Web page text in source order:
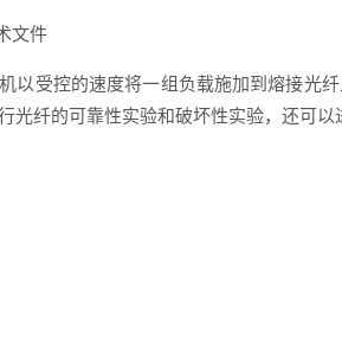
文件
以受控的速度将一组负载施加到熔接光
光纤的可靠性实验和破坏性实验，还可